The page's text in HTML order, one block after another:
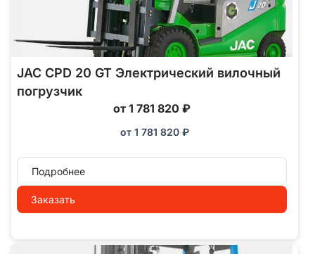
JAC CPD 20 GT Электрический вилочный
погрузчик
от 1 781 820 ₽
от 1 781 820 ₽
Подробнее
Заказать